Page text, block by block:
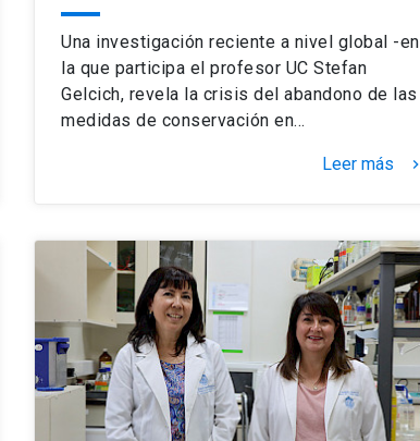
Una investigación reciente a nivel global -en
la que participa el profesor UC Stefan
Gelcich, revela la crisis del abandono de las
medidas de conservación en…
Leer más keyboard_arrow_right